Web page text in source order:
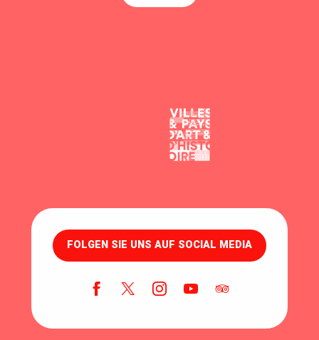
FOLGEN SIE UNS AUF SOCIAL MEDIA